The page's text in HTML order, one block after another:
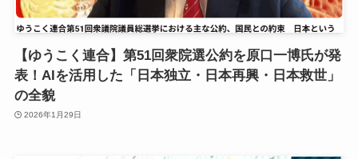
【ゆうこく連合】第51回衆院選公約を原口一博氏が発
表！AIを活用した「日本独立・日本再興・日本救世」
の全貌
2026年1月29日